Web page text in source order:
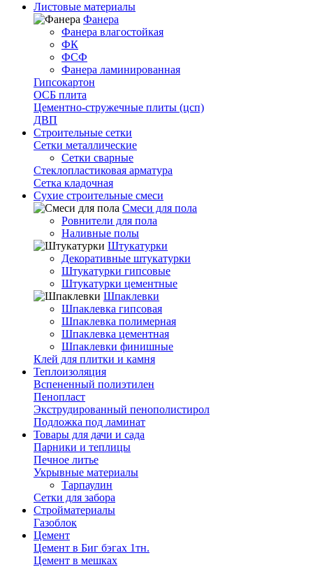
Листовые материалы
Фанера
Фанера влагостойкая
ФК
ФСФ
Фанера ламинированная
Гипсокартон
ОСБ плита
Цементно-стружечные плиты (цсп)
ДВП
Строительные сетки
Сетки металлические
Сетки сварные
Стеклопластиковая арматура
Сетка кладочная
Сухие строительные смеси
Смеси для пола
Ровнители для пола
Наливные полы
Штукатурки
Декоративные штукатурки
Штукатурки гипсовые
Штукатурки цементные
Шпаклевки
Шпаклевка гипсовая
Шпаклевка полимерная
Шпаклевка цементная
Шпаклевки финишные
Клей для плитки и камня
Теплоизоляция
Вспененный полиэтилен
Пенопласт
Экструдированный пенополистирол
Подложка под ламинат
Товары для дачи и сада
Парники и теплицы
Печное литье
Укрывные материалы
Тарпаулин
Сетки для забора
Стройматериалы
Газоблок
Цемент
Цемент в Биг бэгах 1тн.
Цемент в мешках